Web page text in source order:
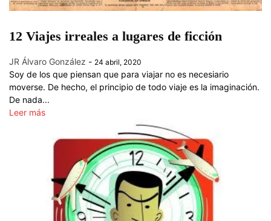
12 Viajes irreales a lugares de ficción
JR Álvaro González - 24 abril, 2020
Soy de los que piensan que para viajar no es necesiario
moverse. De hecho, el principio de todo viaje es la imaginación.
De nada...
Leer más